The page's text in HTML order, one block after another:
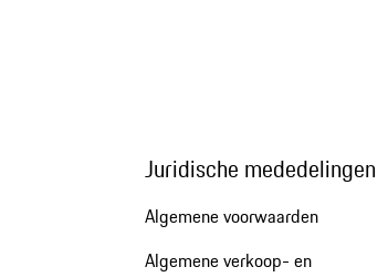
Juridische mededelingen
Algemene voorwaarden
Algemene verkoop- en